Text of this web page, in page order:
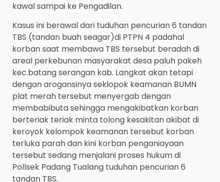
kawal sampai ke Pengadilan.
Kasus ini berawal dari tuduhan pencurian 6 tandan
TBS (tandan buah seagar)di PTPN 4 padahal
korban saat membawa TBS tersebut beradah di
areal perkebunan masyarakat desa paluh pakeh
kec.batang serangan kab. Langkat akan tetapi
dengan arogansinya seklopok keamanan BUMN
plat merah tersebut menyergab dengan
membabibuta sehingga mengakibatkan korban
berteriak teriak minta tolong kesakitan akibat di
keroyok kelompok keamanan tersebut korban
terluka parah dan kini korban penganiayaan
tersebut sedang menjalani proses hukum di
Pollsek Padang Tualang tuduhan pencurian 6
tandan TBS.